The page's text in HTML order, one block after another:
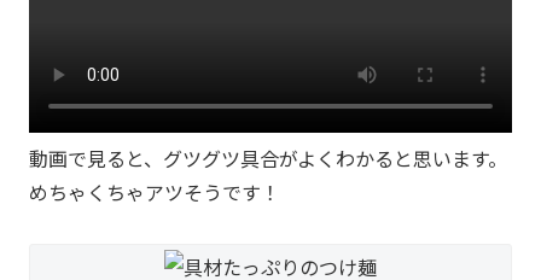
動画で見ると、グツグツ具合がよくわかると思います。
めちゃくちゃアツそうです！